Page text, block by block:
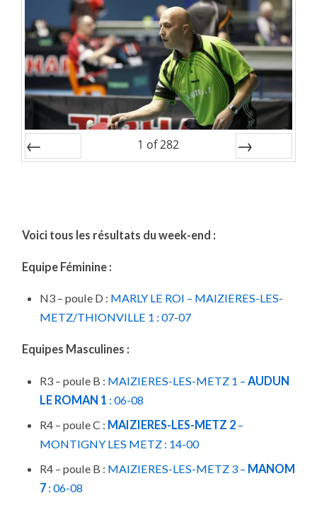
1 of282
Voici tous les résultats du week-end :
Equipe Féminine :
N3 – poule D : MARLY LE ROI – MAIZIERES-LES-
METZ/THIONVILLE 1 : 07-07
Equipes Masculines :
R3 – poule B : MAIZIERES-LES-METZ 1 – AUDUN
LE ROMAN 1 : 06-08
R4 – poule C : MAIZIERES-LES-METZ 2–
MONTIGNY LES METZ : 14-00
R4 – poule B : MAIZIERES-LES-METZ 3 – MANOM
7 : 06-08